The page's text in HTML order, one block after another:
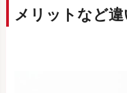
メリットなど